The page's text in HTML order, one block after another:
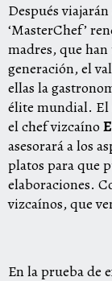
Después viajarán
‘MasterChef’
madres, que
generación, el
ellas la
élite mundial. El
el chef vizcaíno
asesorará a los
platos para que
elaboraciones.
vizcaínos, que
En la prueba de